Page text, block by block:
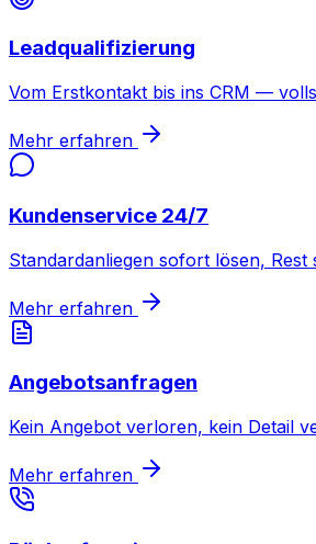
Leadqualifizierung
Vom Erstkontakt bis ins CRM —
Mehr erfahren
Kundenservice 24/7
Standardanliegen sofort lösen, Rest
Mehr erfahren
Angebotsanfragen
Kein Angebot verloren, kein Detail
Mehr erfahren